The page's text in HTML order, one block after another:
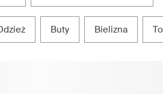
odzież buty bielizna